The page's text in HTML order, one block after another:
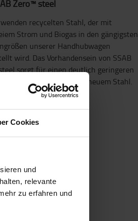
Cookies
und
relevante
zu erfahren und
Zero™ steel
recycelten Stahl, der mit
Strom und Biogas in den gängigsten
unserer Handhubwagen
wird. Das Vorhandensein von SSAB
sorgt für einen deutlich geringeren
im Vergleich zu neuem Stahl.